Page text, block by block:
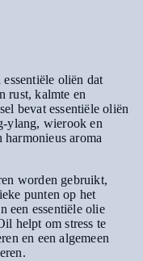
oliën dat
rust, kalmte en
bevat essentiële oliën
ylang, wierook en
harmonieus aroma
worden gebruikt,
punten op het
een essentiële olie
helpt om stress te
en een algemeen